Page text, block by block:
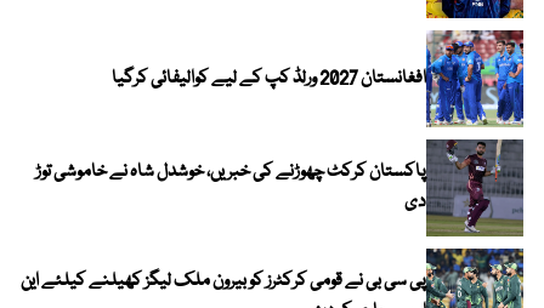
افغانستان 2027 ورلڈ کپ کے لیے کوالیفائی کرگیا
پاکستان کرکٹ چھوڑنے کی خبریں، خوشدل شاہ نے خاموشی توڑ
دی
پی سی بی نے قومی کرکٹرز کو بیرون ملک لیگز کھیلنے کیلئے این